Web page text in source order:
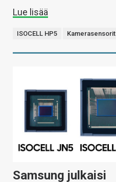
Lue lisää
ISOCELL HP5 Kamerasensorit
Samsung julkaisi